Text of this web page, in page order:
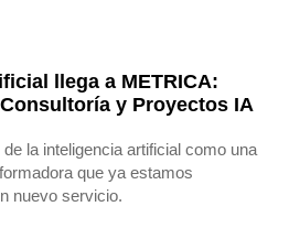
llega a METRICA:
y Proyectos IA
la inteligencia artificial como una
que ya estamos
nuevo servicio.